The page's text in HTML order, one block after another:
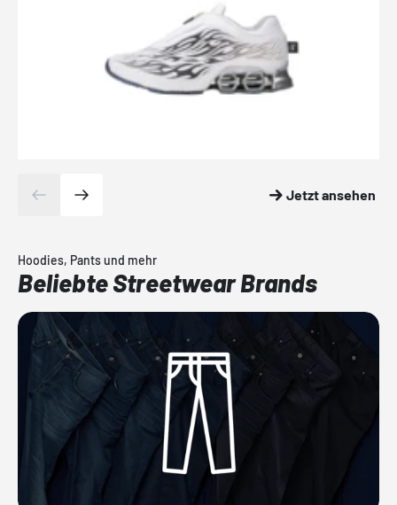
Jetzt ansehen
Hoodies, Pants und mehr
Beliebte Streetwear Brands